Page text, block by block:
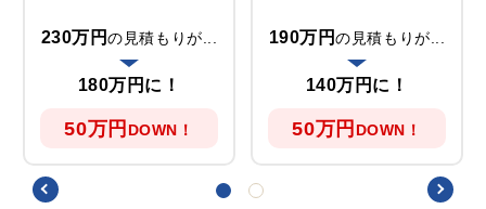
230万円の見積もりが...
180万円に！
50万円 DOWN！
190万円の見積もりが...
140万円に！
50万円 DOWN！